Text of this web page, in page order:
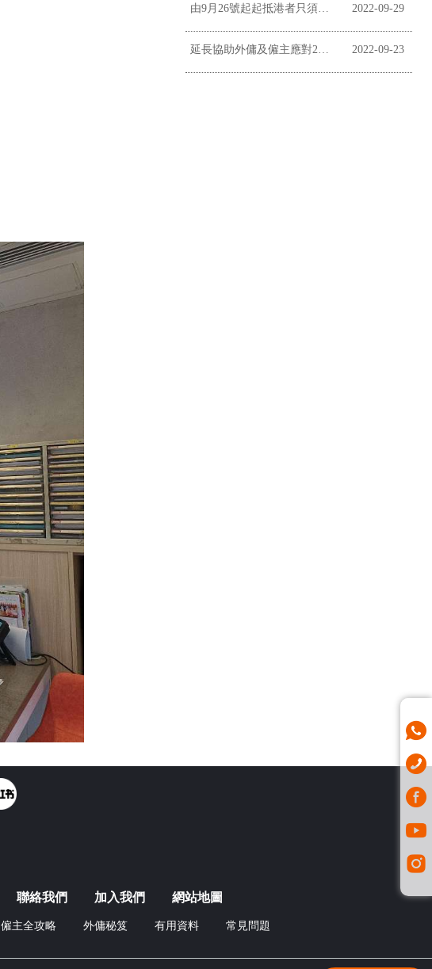
由9月26號起起抵港者只須居家監察三日 2022-09-29
延長協助外傭及僱主應對2019冠狀病毒病疫情 2022-09-23
聯絡我們 加入我們 網站地圖
僱主全攻略 外傭秘笈 有用資料 常見問題